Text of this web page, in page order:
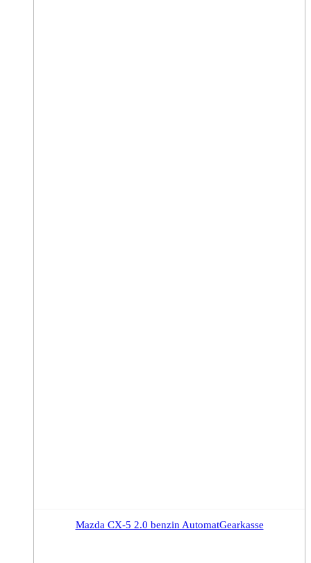
Mazda CX-5 2.0 benzin AutomatGearkasse